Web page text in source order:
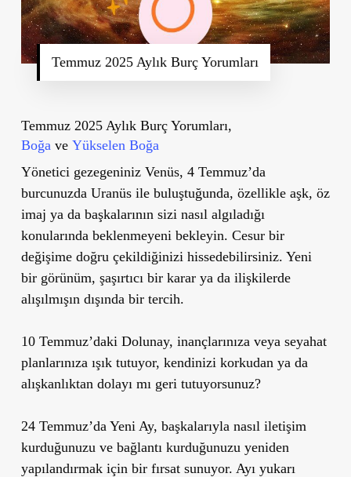
Temmuz 2025 Aylık Burç Yorumları
Temmuz 2025 Aylık Burç Yorumları,
Boğa ve Yükselen Boğa
Yönetici gezegeniniz Venüs, 4 Temmuz’da
burcunuzda Uranüs ile buluştuğunda, özellikle aşk, öz
imaj ya da başkalarının sizi nasıl algıladığı
konularında beklenmeyeni bekleyin. Cesur bir
değişime doğru çekildiğinizi hissedebilirsiniz. Yeni
bir görünüm, şaşırtıcı bir karar ya da ilişkilerde
alışılmışın dışında bir tercih.
10 Temmuz’daki Dolunay, inançlarınıza veya seyahat
planlarınıza ışık tutuyor, kendinizi korkudan ya da
alışkanlıktan dolayı mı geri tutuyorsunuz?
24 Temmuz’da Yeni Ay, başkalarıyla nasıl iletişim
kurduğunuzu ve bağlantı kurduğunuzu yeniden
yapılandırmak için bir fırsat sunuyor. Ayı yukarı